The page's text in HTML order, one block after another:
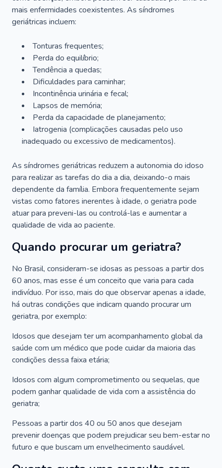
mais enfermidades coexistentes. As síndromes
geriátricas incluem:
Tonturas frequentes;
Perda do equilíbrio;
Tendência a quedas;
Dificuldades para caminhar;
Incontinência urinária e fecal;
Lapsos de memória;
Perda da capacidade de planejamento;
Iatrogenia (complicações causadas pelo uso
inadequado ou excessivo de medicamentos).
As síndromes geriátricas reduzem a autonomia do idoso
para realizar as tarefas do dia a dia, deixando-o mais
dependente da família. Embora frequentemente sejam
vistas como fatores inerentes à idade, o geriatra pode
atuar para preveni-las ou controlá-las e aumentar a
qualidade de vida ao paciente.
Quando procurar um geriatra?
No Brasil, consideram-se idosas as pessoas a partir dos
60 anos, mas esse é um conceito que varia para cada
indivíduo. Por isso, mais do que observar apenas a idade,
há outras condições que indicam quando procurar um
geriatra, por exemplo:
Idosos que desejam ter um acompanhamento global da
saúde com um médico que pode cuidar da maioria das
condições dessa faixa etária;
Idosos com algum comprometimento ou sequelas, que
podem ganhar qualidade de vida com a assistência do
geriatra;
Pessoas a partir dos 40 ou 50 anos que desejam
prevenir doenças que podem prejudicar seu bem-estar no
futuro e que buscam um envelhecimento saudável.